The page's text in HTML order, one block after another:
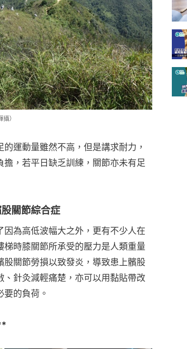
）
運動量雖然不高，但是講求耐力，
，若平日缺乏訓練，關節亦未有足
關節綜合症
為高低波幅大之外，更有不少人在
時膝關節所承受的壓力是人類重量
關節勞損以致發炎，導致患上髕股
針灸減輕痛楚，亦可以用黏貼帶改
的負荷。